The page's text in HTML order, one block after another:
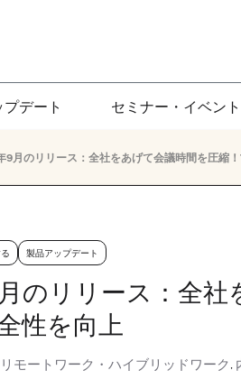
プデート セミナー・イベント
9月のリリース：全社をあげて会議時間を圧縮
製品アップデート
のリリース：全
性を向上
リモートワーク・ハイブリッドワーク ,